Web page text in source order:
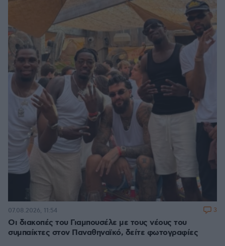
Οι διακοπές του Γιαμπουσέλε με τους νέους του
συμπαίκτες στον Παναθηναϊκό, δείτε φωτογραφίες
07.08.2026, 11:54 3